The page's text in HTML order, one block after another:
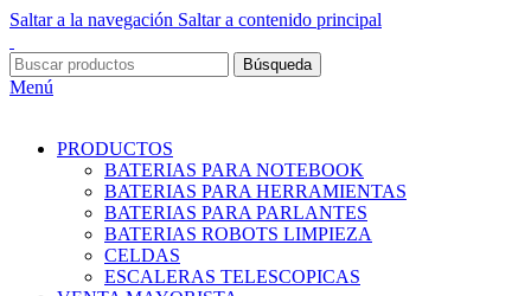
Saltar a la navegación Saltar a contenido principal
Búsqueda
Menú
PRODUCTOS
BATERIAS PARA NOTEBOOK
BATERIAS PARA HERRAMIENTAS
BATERIAS PARA PARLANTES
BATERIAS ROBOTS LIMPIEZA
CELDAS
ESCALERAS TELESCOPICAS